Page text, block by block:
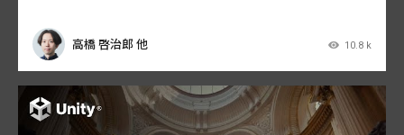
高橋 啓治郎 他 10.8 k